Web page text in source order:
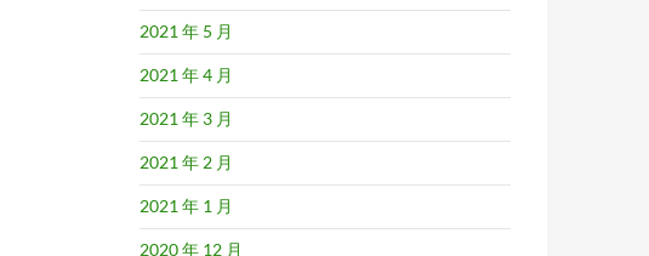
2021 年 5 月
2021 年 4 月
2021 年 3 月
2021 年 2 月
2021 年 1 月
2020 年 12 月